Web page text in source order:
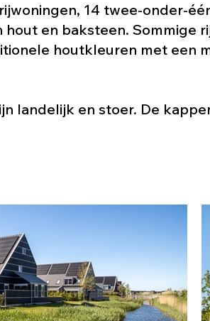
14 twee-onder-
en baksteen. Sommige
houtkleuren met een
landelijk en stoer. De